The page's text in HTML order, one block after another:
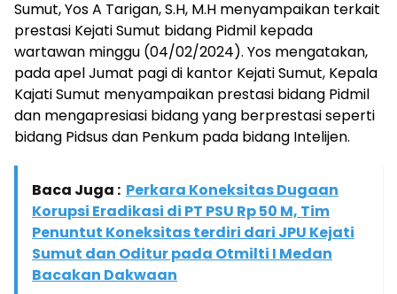
Sumut, Yos A Tarigan, S.H, M.H menyampaikan terkait
prestasi Kejati Sumut bidang Pidmil kepada
wartawan minggu (04/02/2024). Yos mengatakan,
pada apel Jumat pagi di kantor Kejati Sumut, Kepala
Kajati Sumut menyampaikan prestasi bidang Pidmil
dan mengapresiasi bidang yang berprestasi seperti
bidang Pidsus dan Penkum pada bidang Intelijen.
Baca Juga : Perkara Koneksitas Dugaan
Korupsi Eradikasi di PT PSU Rp 50 M, Tim
Penuntut Koneksitas terdiri dari JPU Kejati
Sumut dan Oditur pada Otmilti I Medan
Bacakan Dakwaan